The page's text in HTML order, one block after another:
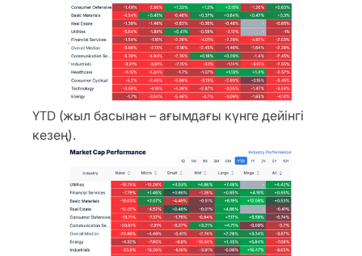
YTD (жыл басынан – ағымдағы күнге дейінгі
кезең).